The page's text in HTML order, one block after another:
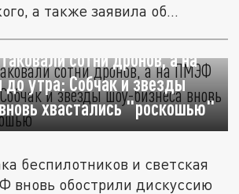
а также заявила об...
сотни дронов, а на
утра: Собчак и звезды
хвастались "роскошью"
беспилотников и светская
вновь обострили дискуссию